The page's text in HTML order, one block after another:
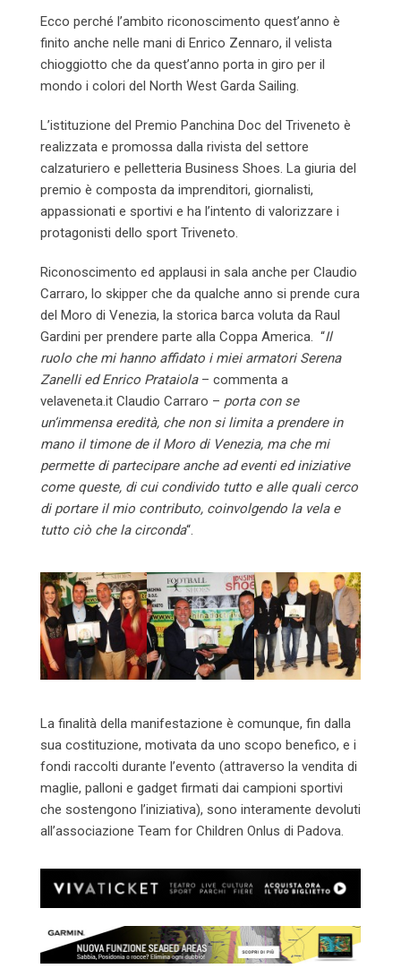
Ecco perché l’ambito riconoscimento quest’anno è
finito anche nelle mani di Enrico Zennaro, il velista
chioggiotto che da quest’anno porta in giro per il
mondo i colori del North West Garda Sailing.
L’istituzione del Premio Panchina Doc del Triveneto è
realizzata e promossa dalla rivista del settore
calzaturiero e pelletteria Business Shoes. La giuria del
premio è composta da imprenditori, giornalisti,
appassionati e sportivi e ha l’intento di valorizzare i
protagonisti dello sport Triveneto.
Riconoscimento ed applausi in sala anche per Claudio
Carraro, lo skipper che da qualche anno si prende cura
del Moro di Venezia, la storica barca voluta da Raul
Gardini per prendere parte alla Coppa America. “Il
ruolo che mi hanno affidato i miei armatori Serena
Zanelli ed Enrico Prataiola– commenta a
velaveneta.it Claudio Carraro – porta con se
un’immensa eredità, che non si limita a prendere in
mano il timone de il Moro di Venezia, ma che mi
permette di partecipare anche ad eventi ed iniziative
come queste, di cui condivido tutto e alle quali cerco
di portare il mio contributo, coinvolgendo la vela e
tutto ciò che la circonda“.
La finalità della manifestazione è comunque, fin dalla
sua costituzione, motivata da uno scopo benefico, e i
fondi raccolti durante l’evento (attraverso la vendita di
maglie, palloni e gadget firmati dai campioni sportivi
che sostengono l’iniziativa), sono interamente devoluti
all’associazione Team for Children Onlus di Padova.